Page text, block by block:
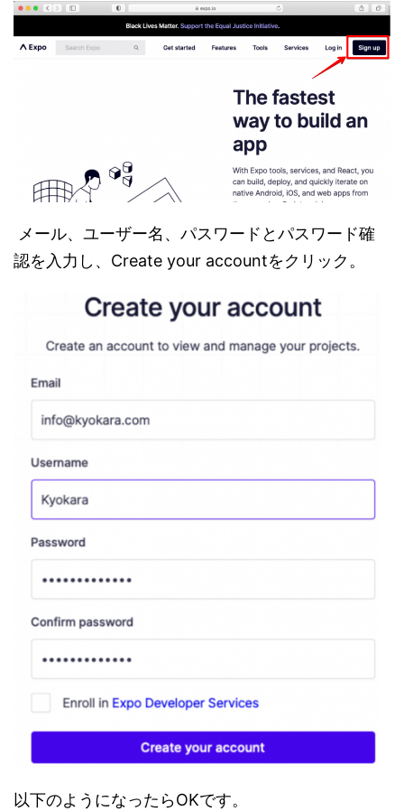
メール、ユーザー名、パスワードとパスワード確
認を入力し、Create your accountをクリック。
以下のようになったらOKです。